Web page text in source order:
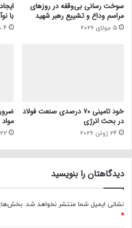
سوخت رسانی بی‌وقفه در روز‌های
مراسم وداع و تشییع رهبر شهید
5 جولای 2026
با
4 جولای 2026
خود تامینی ۷۰ درصدی صنعت فولاد
در بحث انرژی
24 ژوئن 2026 22 ژوئن 2026
دیدگاهتان را بنویسید
نشانی ایمیل شما منتشر نخواهد شد. بخش‌های
*